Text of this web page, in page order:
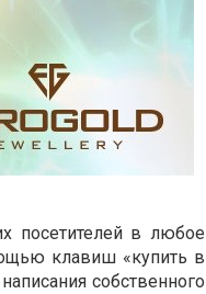
посетителей в любое
клавиш «купить в
собственного